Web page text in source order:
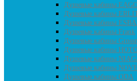
Душевые кабины
Душевые кабины
Душевые кабины
Душевые кабины Frank
Душевые кабины
Душевые кабины
Душевые кабины
Душевые кабины
Душевые кабины ODA